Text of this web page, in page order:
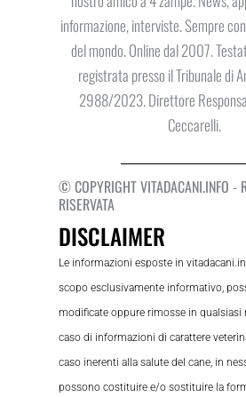
informazione, interviste. Sempre
del mondo. Online dal 2007.
registrata presso il Tribunale di
2988/2023. Direttore
Ceccarelli.
© COPYRIGHT VITADACANI.INFO -
RISERVATA
DISCLAIMER
Le informazioni esposte in
scopo esclusivamente informativo,
modificate oppure rimosse in qualsiasi
caso di informazioni di carattere
caso inerenti alla salute del cane, in
possono costituire e/o sostituire la